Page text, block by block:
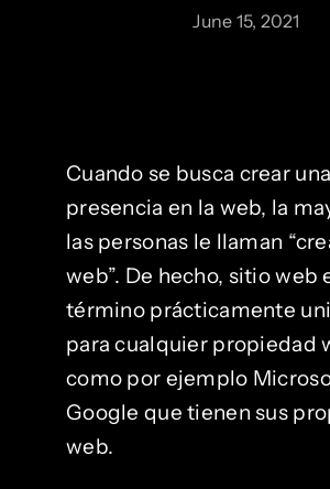
June 15, 2021
Cuando se busca crear
presencia en la web, la
las personas le llaman
web”. De hecho, sitio web
término prácticamente
para cualquier propiedad
como por ejemplo
Google que tienen sus
web.